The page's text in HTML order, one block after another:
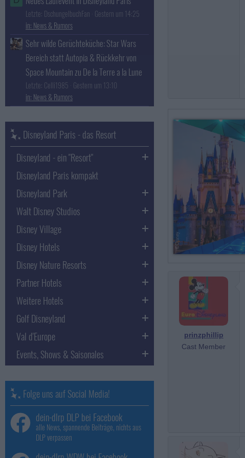
prinzphillip
Cast Member
Letzte: DschungelbuchFan Gestern um 14:25
News & Rumors
Sehr wilde Gerüchteküche: Star Wars
Bereich statt Autopia & Rückkehr von
Space Mountain zu De la Terre a la Lune
Letzte: Celli1985 Gestern um 13:10
News & Rumors
Disneyland Paris - das Resort
Disneyland - ein "Resort"
Disneyland Paris kompakt
Disneyland Park
Walt Disney Studios
Disney Village
Disney Hotels
Disney Nature Resorts
Partner Hotels
Weitere Hotels
Golf Disneyland
Val d'Europe
Events, Shows & Saisonales
Folge uns auf Social Media!
dein-dlrp DLP bei Facebook
alle News, spannende Beiträge, nichts aus
DLP verpassen